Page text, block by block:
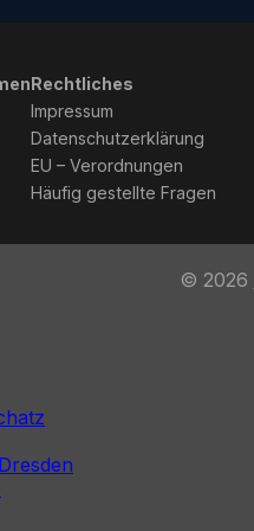
Rechtliches
Impressum
Datenschutzerklärung
EU – Verordnungen
Häufig gestellte Fragen
© 2026